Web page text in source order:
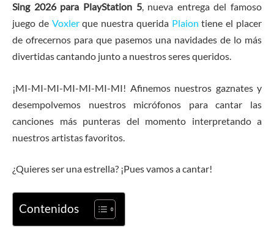
Sing 2026 para PlayStation 5, nueva entrega del famoso
juego de Voxlerque nuestra querida Plaion tiene el placer
de ofrecernos para que pasemos una navidades de lo más
divertidas cantando junto a nuestros seres queridos.
¡MI-MI-MI-MI-MI-MI-MI! Afinemos nuestros gaznates y
desempolvemos nuestros micrófonos para cantar las
canciones más punteras del momento interpretando a
nuestros artistas favoritos.
¿Quieres ser una estrella? ¡Pues vamos a cantar!
Contenidos